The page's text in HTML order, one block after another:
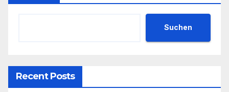
Suchen
Recent Posts